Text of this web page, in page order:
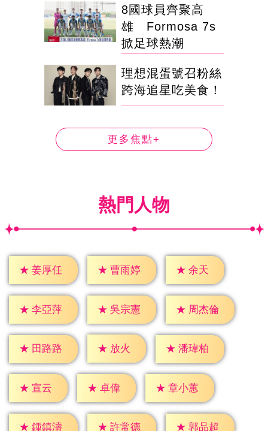
8國球員齊聚高
雄 Formosa 7s
掀足球熱潮
理想混蛋號召粉絲
跨海追星吃美食！
更多焦點+
熱門人物
★ 姜厚任 ★ 曹雨婷 ★ 余天
★ 李亞萍 ★ 吳宗憲 ★ 周杰倫
★ 田路路 ★ 放火 ★ 潘瑋柏
★ 宣云 ★ 卓偉 ★ 章小蕙
★ 鍾鎮濤 ★ 許常德 ★ 郭品超